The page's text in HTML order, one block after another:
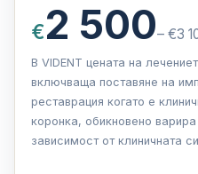
€2 500– €3
В VIDENT цената на
включваща поставяне на
реставрация когато е
коронка, обикновено
зависимост от клиничната